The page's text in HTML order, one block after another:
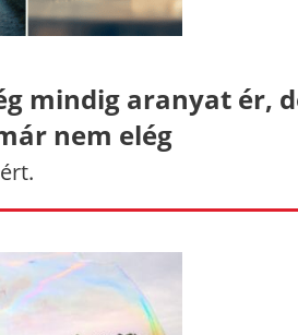
mindig aranyat ér,
nem elég